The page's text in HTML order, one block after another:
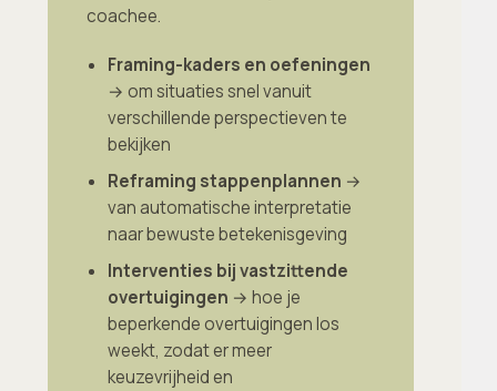
coachee.
Framing-kaders en oefeningen
→ om situaties snel vanuit
verschillende perspectieven te
bekijken
Reframing stappenplannen →
van automatische interpretatie
naar bewuste betekenisgeving
Interventies bij vastzittende
overtuigingen → hoe je
beperkende overtuigingen los
weekt, zodat er meer
keuzevrijheid en